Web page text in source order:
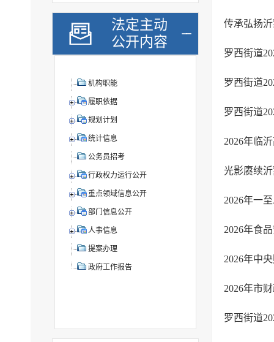
法定主动
公开内容
机构职能
履职依据
规划计划
统计信息
公务员招考
行政权力运行公开
重点领域信息公开
部门信息公开
人事信息
提案办理
政府工作报告
传承弘扬
罗西街道
罗西街道
罗西街道
2026年临
光影赓续
2026年一
2026年食
2026年中
2026年市
罗西街道